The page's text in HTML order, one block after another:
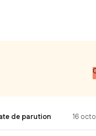
de parution 16